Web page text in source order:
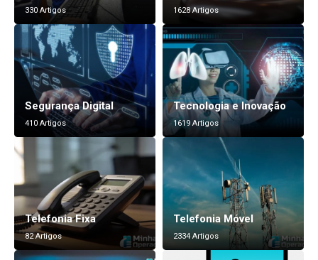
330 Artigos 1628 Artigos
Segurança Digital
410 Artigos
Tecnologia e Inovação
1619 Artigos
Telefonia Fixa
82 Artigos
Telefonia Móvel
2334 Artigos